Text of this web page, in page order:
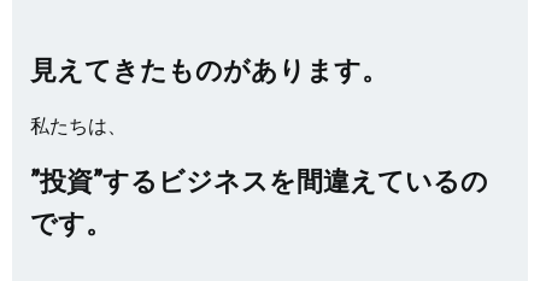
見えてきたものがあります。
私たちは、
”投資”するビジネスを間違えているの
です。